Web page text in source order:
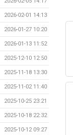
2026-02-01 14:13
2026-01-27 10:20
2026-01-13 11:52
2025-12-10 12:50
2025-11-18 13:30
2025-11-02 11:40
2025-10-25 23:21
2025-10-18 22:32
2025-10-12 09:27